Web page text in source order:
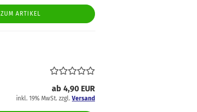
ZUM ARTIKEL
ab 4,90 EUR
inkl. 19% MwSt. zzgl. Versand